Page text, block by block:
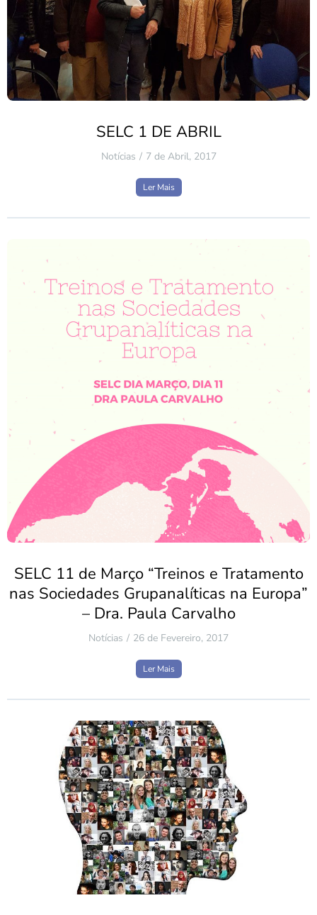
SELC 1 DE ABRIL
Notícias 7 de Abril, 2017
Ler Mais
SELC 11 de Março “Treinos e Tratamento
nas Sociedades Grupanalíticas na Europa”
– Dra. Paula Carvalho
Notícias 26 de Fevereiro, 2017
Ler Mais